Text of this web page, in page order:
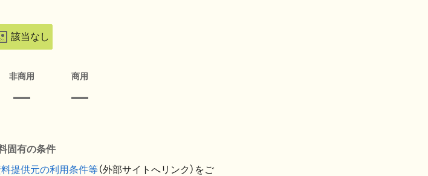
該当なし
非商用 商用
固有の条件
提供元の利用条件等（外部サイトへリンク）をご